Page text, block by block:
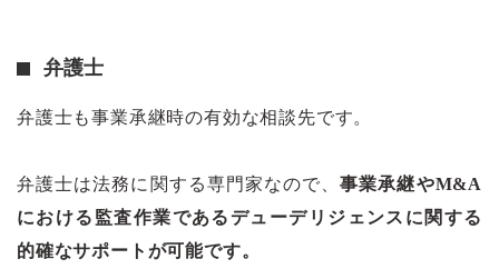
弁護士
弁護士も事業承継時の有効な相談先です。
弁護士は法務に関する専門家なので、事業承継やM&A
における監査作業であるデューデリジェンスに関する
的確なサポートが可能です。